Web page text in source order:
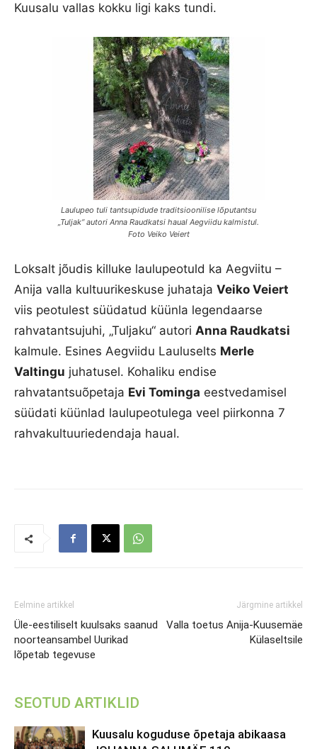
Kuusalu vallas kokku ligi kaks tundi.
Laulupeo tuli tantsupidude traditsioonilise lõputantsu
„Tuljak“ autori Anna Raudkatsi haual Aegviidu kalmistul.
Foto Veiko Veiert
Loksalt jõudis killuke laulupeotuld ka Aegviitu –
Anija valla kultuurikeskuse juhataja Veiko Veiert
viis peotulest süüdatud küünla legendaarse
rahvatantsujuhi, „Tuljaku“ autori Anna Raudkatsi
kalmule. Esines Aegviidu Lauluselts Merle
Valtingu juhatusel. Kohaliku endise
rahvatantsuõpetaja Evi Tominga eestvedamisel
süüdati küünlad laulupeotulega veel piirkonna 7
rahvakultuuriedendaja haual.
Eelmine artikkel
Üle-eestiliselt kuulsaks saanud
noorteansambel Uurikad
lõpetab tegevuse
Järgmine artikkel
Valla toetus Anija-Kuusemäe
Külaseltsile
SEOTUD ARTIKLID
Kuusalu koguduse õpetaja abikaasa